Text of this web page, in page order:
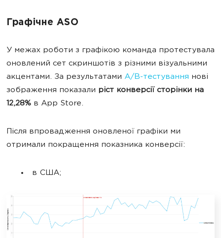
Графічне ASO
У межах роботи з графікою команда протестувала
оновлений сет скриншотів з різними візуальними
акцентами. За результатами A/B-тестування нові
зображення показали ріст конверсії сторінки на
12,28% в App Store.
Після впровадження оновленої графіки ми
отримали покращення показника конверсії:
в США;